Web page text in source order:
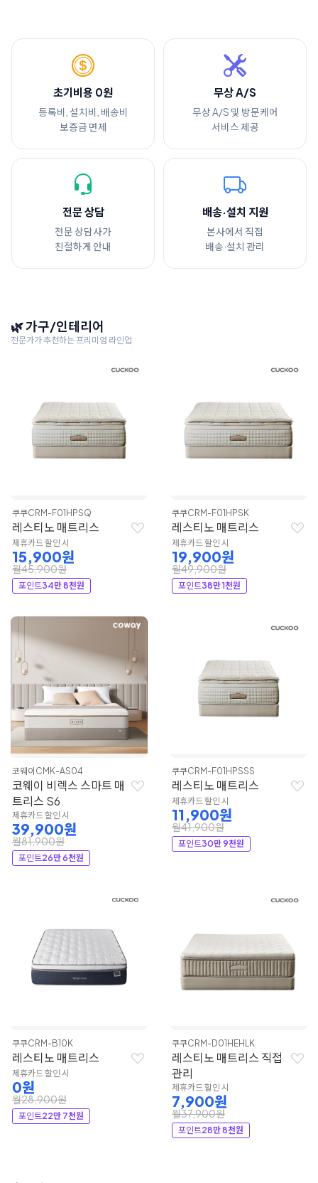
초기비용 0원
등록비, 설치비, 배송비
보증금 면제
무상 A/S
무상 A/S 및 방문케어
서비스 제공
전문 상담
전문 상담사가
친절하게 안내
배송·설치 지원
본사에서 직접
배송·설치 관리
🌿 가구/인테리어
전문가가 추천하는 프리미엄 라인업
쿠쿠CRM-F01HPSQ
레스티노 매트리스
제휴카드 할인 시
15,900원
월45,900원
포인트34만 8천원
쿠쿠CRM-F01HPSK
레스티노 매트리스
제휴카드 할인 시
19,900원
월49,900원
포인트38만 1천원
코웨이 CMK-AS04
코웨이 비렉스 스마트 매
트리스 S6
제휴카드 할인 시
39,900원
월81,900원
포인트26만 6천원
쿠쿠CRM-F01HPSSS
레스티노 매트리스
제휴카드 할인 시
11,900원
월41,900원
포인트30만 9천원
쿠쿠CRM-B10K
레스티노 매트리스
제휴카드 할인 시
0원
월28,900원
포인트22만 7천원
쿠쿠CRM-D01HEHLK
레스티노 매트리스 직접
관리
제휴카드 할인 시
7,900원
월37,900원
포인트28만 8천원